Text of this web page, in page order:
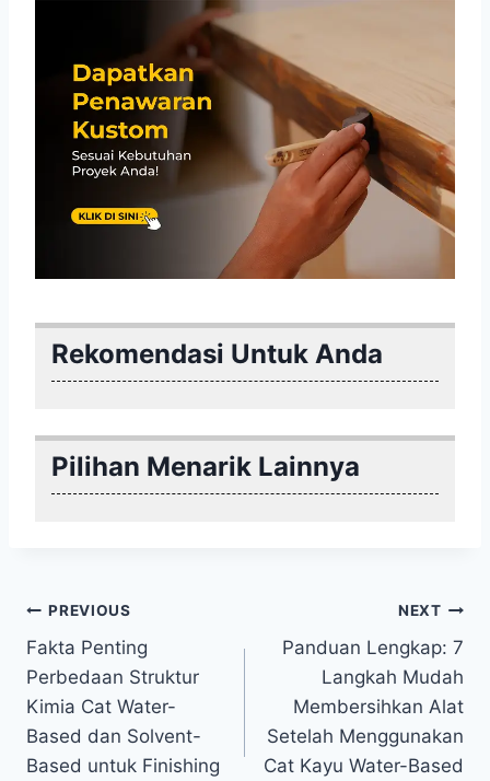
Rekomendasi Untuk Anda
Pilihan Menarik Lainnya
Post
navigation
PREVIOUS
Fakta Penting
Perbedaan Struktur
Kimia Cat Water-
Based dan Solvent-
Based untuk Finishing
NEXT
Panduan Lengkap: 7
Langkah Mudah
Membersihkan Alat
Setelah Menggunakan
Cat Kayu Water-Based